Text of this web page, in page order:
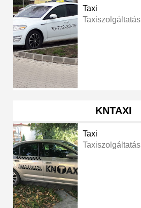
Taxi
Taxiszolgáltatás
KNTAXI
Taxi
Taxiszolgáltatás